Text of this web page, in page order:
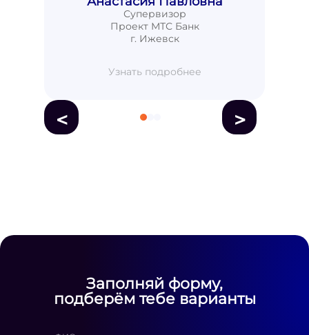
Супервизор
Проект МТС Банк
г. Ижевск
Узнать подробнее
< >
Заполняй форму,
подберём тебе варианты